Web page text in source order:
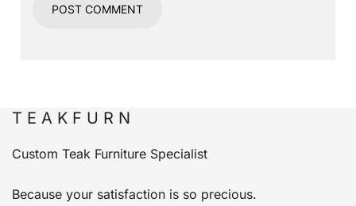
T E A K F U R N
Custom Teak Furniture Specialist
Because your satisfaction is so precious.